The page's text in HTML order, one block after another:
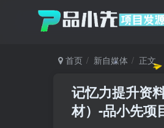
首页 新自媒体 正文
记忆力提升资
材） -品小先项